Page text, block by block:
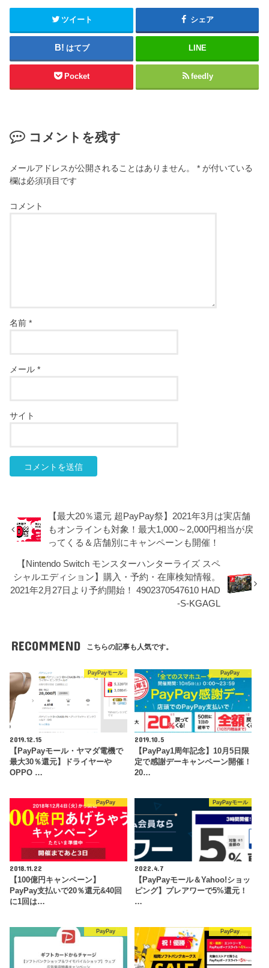
ツイート シェア
はてブ LINE
Pocket feedly
コメントを残す
メールアドレスが公開されることはありません。 * が付いている
欄は必須項目です
コメント
名前*
メール*
サイト
【最大20％還元 超PayPay祭】2021年3月は実店舗
もオンラインも対象！最大1,000～2,000円相当が戻
ってくる＆店舗別にキャンペーンも開催！
【Nintendo Switch モンスターハンターライズ スペ
シャルエディション】購入・予約・在庫検知情報。
2021年2月27日より予約開始！ 4902370547610 HAD
-S-KGAGL
RECOMMEND こちらの記事も人気です。
PayPayモール
2019.12.15
【PayPayモール・ヤマダ電機で
最大30％還元】ドライヤーや
OPPO …
PayPay
2019.10.5
【PayPay1周年記念】10月5日限
定で感謝デーキャンペーン開催！
20…
PayPay
2018.11.22
【100億円キャンペーン】
PayPay支払いで20％還元&40回
に1回は…
PayPayモール
2022.4.7
【PayPayモール＆Yahoo!ショッ
ピング】プレアワーで5%還元！
…
PayPay PayPay